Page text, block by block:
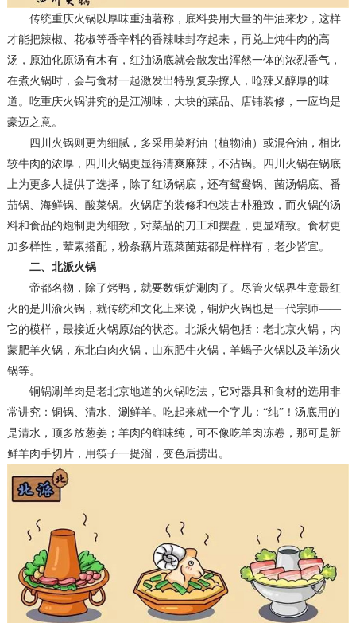
传统重庆火锅以厚味重油著称，底料要用大量的牛油来炒，这样
才能把辣椒、花椒等香辛料的香辣味封存起来，再兑上炖牛肉的高
汤，原油化原汤有木有，红油汤底就会散发出浑然一体的浓烈香气，
在煮火锅时，会与食材一起激发出特别复杂撩人，呛辣又醇厚的味
道。吃重庆火锅讲究的是江湖味，大块的菜品、店铺装修，一应均是
豪迈之意。
四川火锅则更为细腻，多采用菜籽油（植物油）或混合油，相比
较牛肉的浓厚，四川火锅更显得清爽麻辣，不沾锅。四川火锅在锅底
上为更多人提供了选择，除了红汤锅底，还有鸳鸯锅、菌汤锅底、番
茄锅、海鲜锅、酸菜锅。火锅店的装修和包装古朴雅致，而火锅的汤
料和食品的炮制更为细致，对菜品的刀工和摆盘，更显精致。食材更
加多样性，荤素搭配，粉条藕片蔬菜菌菇都是样样有，老少皆宜。
二、北派火锅
帝都名物，除了烤鸭，就要数铜炉涮肉了。尽管火锅界生意最红
火的是川渝火锅，就传统和文化上来说，铜炉火锅也是一代宗师——
它的模样，最接近火锅原始的状态。北派火锅包括：老北京火锅， 内
蒙肥羊火锅，东北白肉火锅，山东肥牛火锅，羊蝎子火锅以及羊汤火
锅等。
铜锅涮羊肉是老北京地道的火锅吃法，它对器具和食材的选用非
常讲究：铜锅、清水、涮鲜羊。吃起来就一个字儿： “纯”！汤底用的
是清水，顶多放葱姜；羊肉的鲜味纯，可不像吃羊肉冻卷，那可是新
鲜羊肉手切片，用筷子一提溜，变色后捞出。